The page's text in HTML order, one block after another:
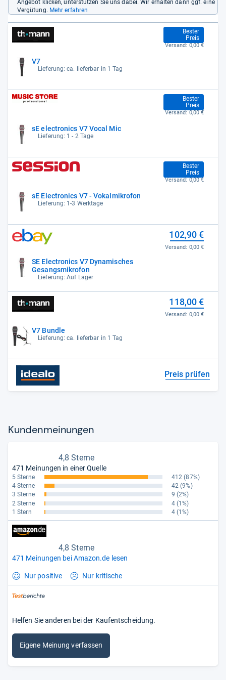
Angebot klicken, unterstützen Sie uns dabei. Wir erhalten dann ggf. eine
Vergütung. Mehr erfahren
V7
Lieferung: ca. lieferbar in 1 Tag
Bester
Preis
98,00 €
Versand: 0,00 €
sE electronics V7 Vocal Mic
Lieferung: 1 - 2 Tage
Bester
Preis
98,00 €
Versand: 0,00 €
sE Electronics V7 - Vokalmikrofon
Lieferung: 1-3 Werktage
Bester
Preis
98,00 €
Versand: 0,00 €
SE Electronics V7 Dynamisches
Gesangsmikrofon
Lieferung: Auf Lager
102,90 €
Versand: 0,00 €
V7 Bundle
Lieferung: ca. lieferbar in 1 Tag
118,00 €
Versand: 0,00 €
Preis prüfen
Kun­den­mei­nun­gen
4,8 Sterne
471 Meinungen in einer Quelle
5 Sterne 412 (87%)
4 Sterne
42 (9%)
3 Sterne
9 (2%)
2 Sterne
4 (1%)
1 Stern
4 (1%)
4,8 Sterne
471 Meinungen bei Amazon.de lesen
Nur positive Nur kritische
Helfen Sie anderen bei der Kaufentscheidung.
Eigene Meinung verfassen